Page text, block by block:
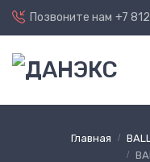
Позвоните нам +7
Главная